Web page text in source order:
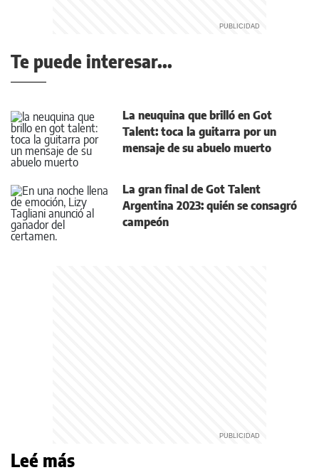
Te puede interesar...
La neuquina que brilló en Got
Talent: toca la guitarra por un
mensaje de su abuelo muerto
La gran final de Got Talent
Argentina 2023: quién se consagró
campeón
Leé más